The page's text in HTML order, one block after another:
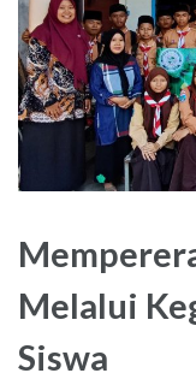
Melalui
Siswa